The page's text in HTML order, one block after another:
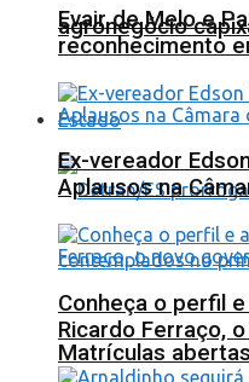
agronegócio
Estado
Matrículas
Evair de Melo e
reconhecimento
Ex-vereador
Aplausos na
Conheça o perfil
Ricardo Ferraço,